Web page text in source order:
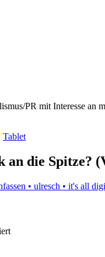
PR mit Interesse an
Tablet
die Spitze?
• ulresch • it's all